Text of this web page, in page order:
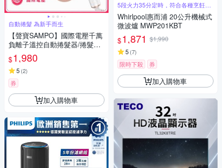
自動捲髮 為新手而生
【聲寶SAMPO】國際電壓千萬
負離子溫控自動捲髮器/捲髮棒/
電棒捲(HC-Z23S3L)
$1,980
5 (2)
券
加入購物車
5段火力35分定時，符合各種烹飪需
求
Whirlpool惠而浦 20公升機械式
微波爐 MWP201KBT
$1,871 $1,990
5 (7)
限時下殺 券
加入購物車